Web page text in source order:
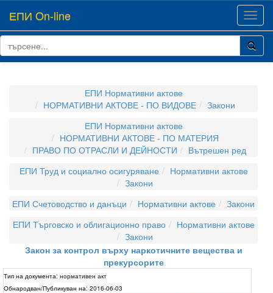
ЕПИ On-line
ЕПИ Нормативни актове
НОРМАТИВНИ АКТОВЕ - ПО ВИДОВЕ
Закони
ЕПИ Нормативни актове
НОРМАТИВНИ АКТОВЕ - ПО МАТЕРИЯ
ПРАВО ПО ОТРАСЛИ И ДЕЙНОСТИ
Вътрешен ред
ЕПИ Труд и социално осигуряване
Нормативни актове
Закони
ЕПИ Счетоводство и данъци
Нормативни актове
Закони
ЕПИ Търговско и облигационно право
Нормативни актове
Закони
Закон за контрол върху наркотичните вещества и
прекурсорите
Тип на документа: нормативен акт
Обнародван/Публикуван на: 2016-06-03